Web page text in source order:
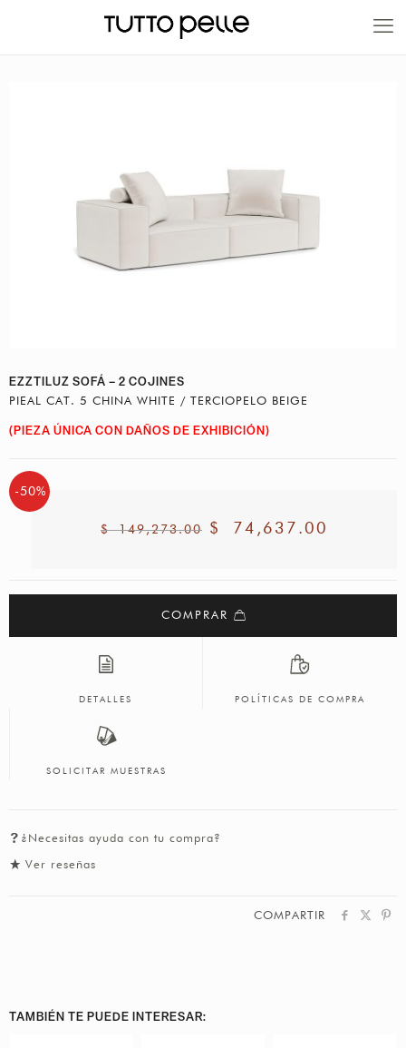
20% EN PRODUCTOS A FABRICACIÓN
EZZTILUZ SOFÁ – 2 COJINES
PIEAL CAT. 5 CHINA WHITE / TERCIOPELO BEIGE
(PIEZA ÚNICA CON DAÑOS DE EXHIBICIÓN)
-50%
$149,273.00 $ 74,637.00
COMPRAR
DETALLES POLÍTICAS DE COMPRA
SOLICITAR MUESTRAS
¿Necesitas ayuda con tu compra?
Ver reseñas
COMPARTIR
TAMBIÉN TE PUEDE INTERESAR: